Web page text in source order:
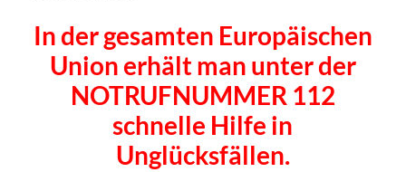
In der gesamten Europäischen
Union erhält man unter der
NOTRUFNUMMER 112
schnelle Hilfe in
Unglücksfällen.